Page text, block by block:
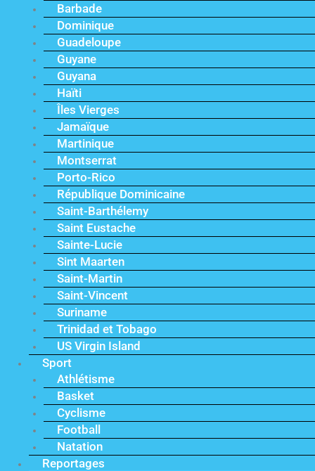
Barbade
Dominique
Guadeloupe
Guyane
Guyana
Haïti
Îles Vierges
Jamaïque
Martinique
Montserrat
Porto-Rico
République Dominicaine
Saint-Barthélemy
Saint Eustache
Sainte-Lucie
Sint Maarten
Saint-Martin
Saint-Vincent
Suriname
Trinidad et Tobago
US Virgin Island
Sport
Athlétisme
Basket
Cyclisme
Football
Natation
Reportages